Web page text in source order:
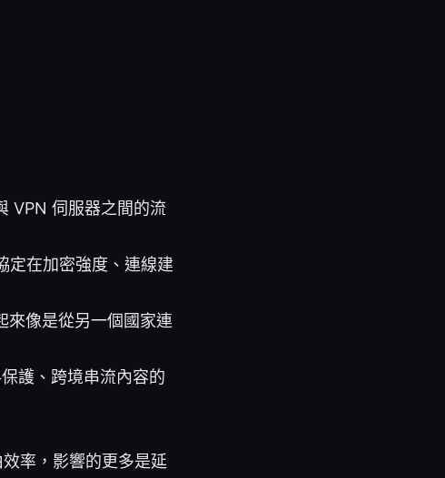
VPN 伺服器之間的流
定在加密強度、連線建
來像是從另一個國家連
護、跨境串流內容的
率，影響的更多是延